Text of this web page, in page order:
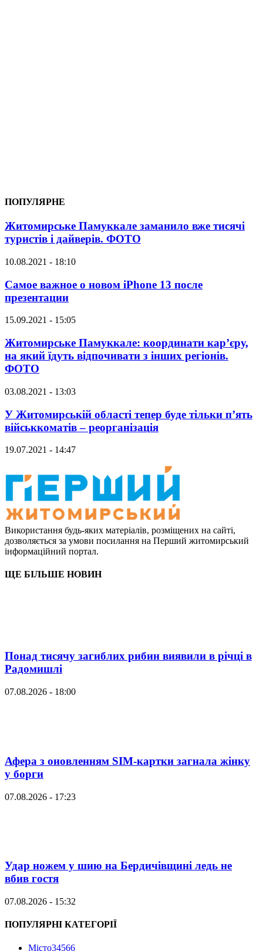
ПОПУЛЯРНЕ
Житомирське Памуккале заманило вже тисячі
туристів і дайверів. ФОТО
10.08.2021 - 18:10
Самое важное о новом iPhone 13 после
презентации
15.09.2021 - 15:05
Житомирське Памуккале: координати кар’єру,
на який їдуть відпочивати з інших регіонів.
ФОТО
03.08.2021 - 13:03
У Житомирській області тепер буде тільки п’ять
військкоматів – реорганізація
19.07.2021 - 14:47
Використання будь-яких матеріалів, розміщених на сайті,
дозволяється за умови посилання на Перший житомирський
інформаційний портал.
ЩЕ БІЛЬШЕ НОВИН
Понад тисячу загиблих рибин виявили в річці в
Радомишлі
07.08.2026 - 18:00
Афера з оновленням SIM-картки загнала жінку
у борги
07.08.2026 - 17:23
Удар ножем у шию на Бердичівщині ледь не
вбив гостя
07.08.2026 - 15:32
ПОПУЛЯРНІ КАТЕГОРІЇ
Місто34566